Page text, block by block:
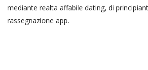
mediante realta affabile dating, di
rassegnazione app.